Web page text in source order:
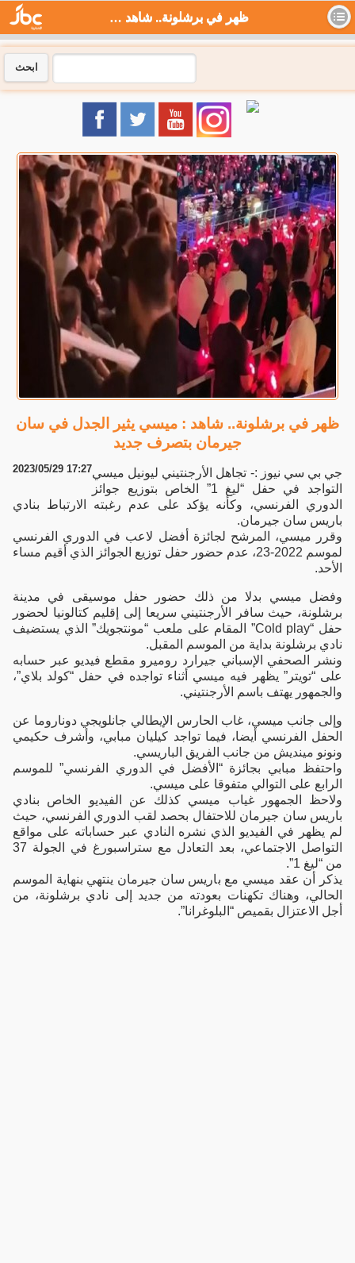
ظهر في برشلونة.. شاهد : ميسي يثير الجدل في سان جيرمان بتصرف جديد - جي بي سي نيوز
ابحث
ظهر في برشلونة.. شاهد : ميسي يثير الجدل في سان
جيرمان بتصرف جديد
2023/05/29 17:27جي بي سي نيوز :- تجاهل الأرجنتيني ليونيل ميسي
التواجد في حفل “ليغ 1” الخاص بتوزيع جوائز
الدوري الفرنسي، وكأنه يؤكد على عدم رغبته الارتباط بنادي
باريس سان جيرمان.
وقرر ميسي، المرشح لجائزة أفضل لاعب في الدوري الفرنسي
لموسم 2022-23، عدم حضور حفل توزيع الجوائز الذي أقيم مساء
الأحد.
وفضل ميسي بدلا من ذلك حضور حفل موسيقى في مدينة
برشلونة، حيث سافر الأرجنتيني سريعا إلى إقليم كتالونيا لحضور
حفل “Cold play” المقام على ملعب “مونتجويك” الذي يستضيف
نادي برشلونة بداية من الموسم المقبل.
ونشر الصحفي الإسباني جيرارد روميرو مقطع فيديو عبر حسابه
على “تويتر” يظهر فيه ميسي أثناء تواجده في حفل “كولد بلاي”،
والجمهور يهتف باسم الأرجنتيني.
وإلى جانب ميسي، غاب الحارس الإيطالي جانلويجي دوناروما عن
الحفل الفرنسي أيضا، فيما تواجد كيليان مبابي، وأشرف حكيمي
ونونو مينديش من جانب الفريق الباريسي.
واحتفظ مبابي بجائزة “الأفضل في الدوري الفرنسي” للموسم
الرابع على التوالي متفوقا على ميسي.
ولاحظ الجمهور غياب ميسي كذلك عن الفيديو الخاص بنادي
باريس سان جيرمان للاحتفال بحصد لقب الدوري الفرنسي، حيث
لم يظهر في الفيديو الذي نشره النادي عبر حساباته على مواقع
التواصل الاجتماعي، بعد التعادل مع ستراسبورغ في الجولة 37
من “ليغ 1”.
يذكر أن عقد ميسي مع باريس سان جيرمان ينتهي بنهاية الموسم
الحالي، وهناك تكهنات بعودته من جديد إلى نادي برشلونة، من
أجل الاعتزال بقميص “البلوغرانا”.